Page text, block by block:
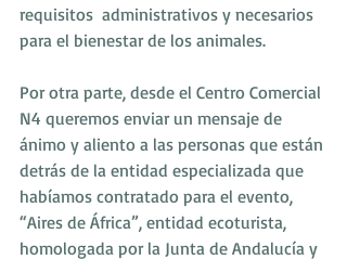
requisitos  administrativos y necesarios
para el bienestar de los animales.
Por otra parte, desde el Centro Comercial
N4 queremos enviar un mensaje de
ánimo y aliento a las personas que están
detrás de la entidad especializada que
habíamos contratado para el evento,
“Aires de África”, entidad ecoturista,
homologada por la Junta de Andalucía y